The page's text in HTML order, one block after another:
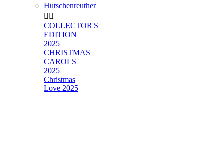
Hutschenreuther
 
COLLECTOR'S
EDITION
2025
CHRISTMAS
CAROLS
2025
Christmas
Love 2025